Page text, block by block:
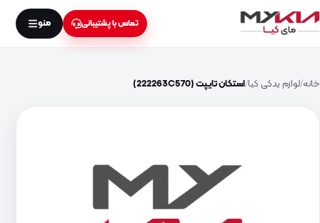
تماس با پشتیبانی منو
خانه لوازم یدکی کیا استکان تایپت (222263C570)